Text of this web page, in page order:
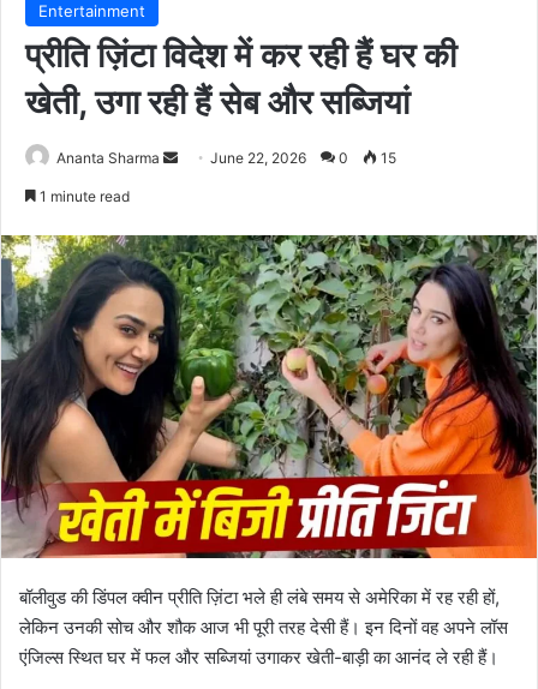
Entertainment
प्रीति ज़िंटा विदेश में कर रही हैं घर की
खेती, उगा रही हैं सेब और सब्जियां
Ananta Sharma
SendJune 22, 2026 0 15
1 minute read
बॉलीवुड की डिंपल क्वीन प्रीति ज़िंटा भले ही लंबे समय से अमेरिका में रह रही हों,
लेकिन उनकी सोच और शौक आज भी पूरी तरह देसी हैं। इन दिनों वह अपने लॉस
एंजिल्स स्थित घर में फल और सब्जियां उगाकर खेती-बाड़ी का आनंद ले रही हैं।